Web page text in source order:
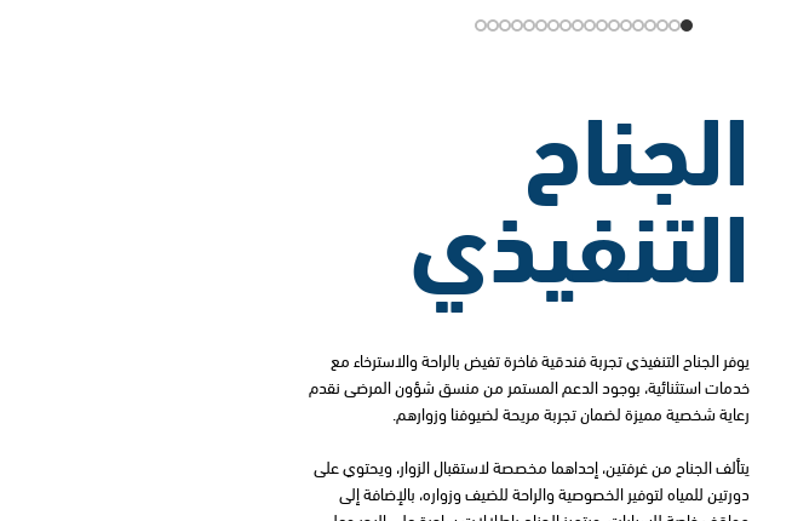
الجناح
التنفيذي
يوفر الجناح التنفيذي تجربة فندقية فاخرة تفيض بالراحة والاسترخاء مع
خدمات استثنائية، بوجود الدعم المستمر من منسق شؤون المرضى نقدم
رعاية شخصية مميزة لضمان تجربة مريحة لضيوفنا وزوارهم.
يتألف الجناح من غرفتين، إحداهما مخصصة لاستقبال الزوار، ويحتوي على
دورتين للمياه لتوفير الخصوصية والراحة للضيف وزواره، بالإضافة إلى